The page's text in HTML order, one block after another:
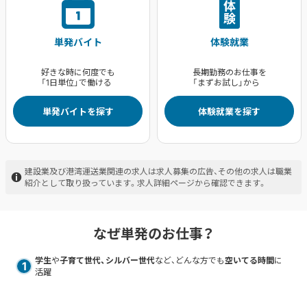
単発バイト
好きな時に何度でも
「1日単位」で働ける
単発バイトを探す
体験就業
長期勤務のお仕事を
「まずお試し」から
体験就業を探す
建設業及び港湾運送業関連の求人は求人募集の広告、その他の求人は職業
紹介として取り扱っています。求人詳細ページから確認できます。
なぜ単発のお仕事？
1 学生や子育て世代、シルバー世代など、どんな方でも空いてる時間に
活躍